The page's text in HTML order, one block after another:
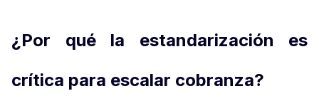
¿Por qué la estandarización es
crítica para escalar cobranza?